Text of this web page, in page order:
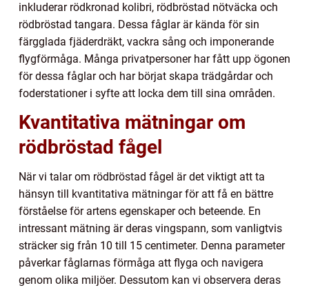
inkluderar rödkronad kolibri, rödbröstad nötväcka och
rödbröstad tangara. Dessa fåglar är kända för sin
färgglada fjäderdräkt, vackra sång och imponerande
flygförmåga. Många privatpersoner har fått upp ögonen
för dessa fåglar och har börjat skapa trädgårdar och
foderstationer i syfte att locka dem till sina områden.
Kvantitativa mätningar om
rödbröstad fågel
När vi talar om rödbröstad fågel är det viktigt att ta
hänsyn till kvantitativa mätningar för att få en bättre
förståelse för artens egenskaper och beteende. En
intressant mätning är deras vingspann, som vanligtvis
sträcker sig från 10 till 15 centimeter. Denna parameter
påverkar fåglarnas förmåga att flyga och navigera
genom olika miljöer. Dessutom kan vi observera deras